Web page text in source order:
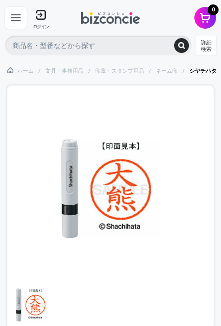
ログイン
0
詳細
検索
ホーム 文具・事務用品 印章・スタンプ用品 ネーム印 シヤチハ